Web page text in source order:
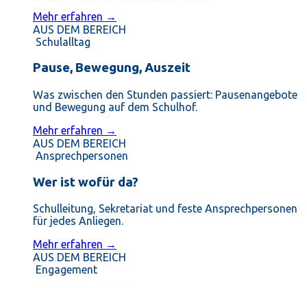
Mehr erfahren →
AUS DEM BEREICH
Schulalltag
Pause, Bewegung, Auszeit
Was zwischen den Stunden passiert: Pausenangebote
und Bewegung auf dem Schulhof.
Mehr erfahren →
AUS DEM BEREICH
Ansprechpersonen
Wer ist wofür da?
Schulleitung, Sekretariat und feste Ansprechpersonen
für jedes Anliegen.
Mehr erfahren →
AUS DEM BEREICH
Engagement